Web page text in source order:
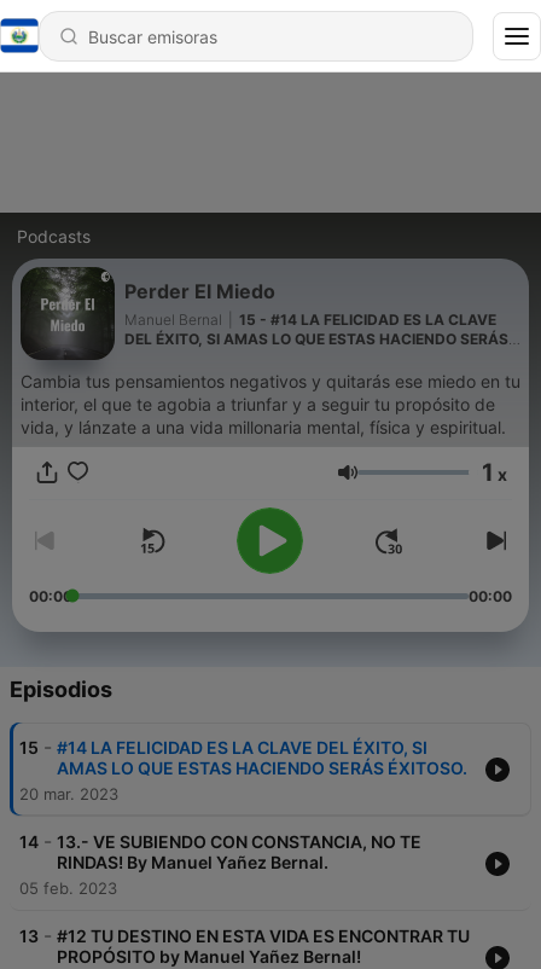
Podcasts
Perder El Miedo
Manuel Bernal
15 - #14 LA FELICIDAD ES LA CLAVE
DEL ÉXITO, SI AMAS LO QUE ESTAS HACIENDO SERÁS
Cambia tus pensamientos negativos y quitarás ese miedo en tu
interior, el que te agobia a triunfar y a seguir tu propósito de
vida, y lánzate a una vida millonaria mental, física y espiritual.
Volumen 1 x
00:00 00:00
Episodios
15 - #14 LA FELICIDAD ES LA CLAVE DEL ÉXITO, SI
AMAS LO QUE ESTAS HACIENDO SERÁS ÉXITOSO.
20 mar. 2023
14 - 13.- VE SUBIENDO CON CONSTANCIA, NO TE
RINDAS! By Manuel Yañez Bernal.
05 feb. 2023
13 - #12 TU DESTINO EN ESTA VIDA ES ENCONTRAR TU
PROPÓSITO by Manuel Yañez Bernal!